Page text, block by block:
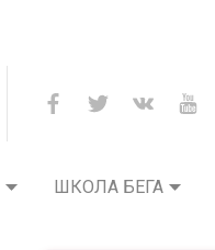
ШКОЛА БЕГА